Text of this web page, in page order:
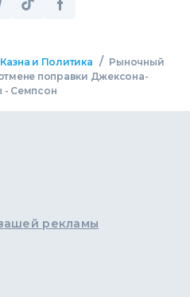
Казна и Политика / Рыночный
поправки Джексона-
- Семпсон
рекламы